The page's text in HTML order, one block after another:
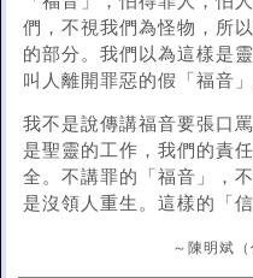
們，不視我們為怪物，所
的部分。我們以為這樣是
叫人離開罪惡的假「福音」
我不是說傳講福音要張口
是聖靈的工作，我們的責
全。不講罪的「福音」，
是沒領人重生。這樣的「
～陳明斌